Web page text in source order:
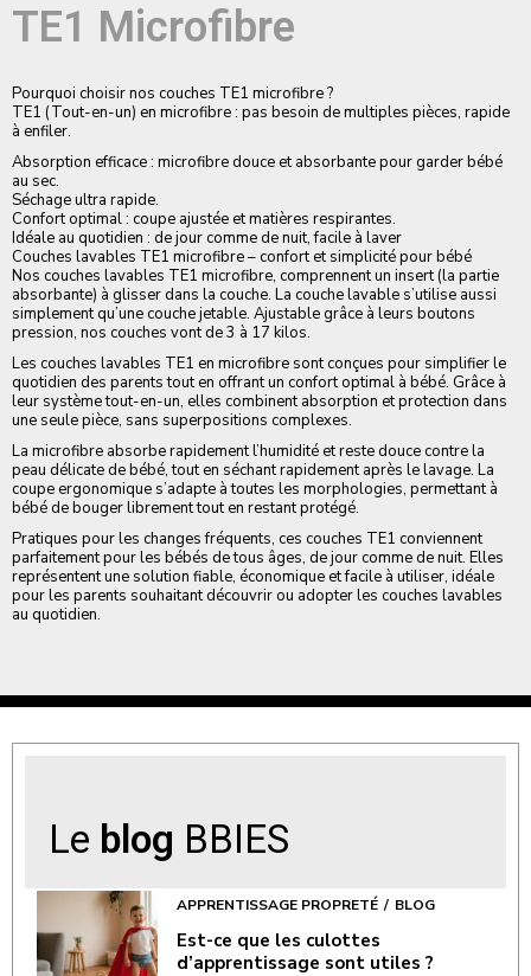
TE1 Microfibre
Pourquoi choisir nos couches TE1 microfibre ?
TE1 (Tout-en-un) en microfibre : pas besoin de multiples pièces, rapide
à enfiler.
Absorption efficace : microfibre douce et absorbante pour garder bébé
au sec.
Séchage ultra rapide.
Confort optimal : coupe ajustée et matières respirantes.
Idéale au quotidien : de jour comme de nuit, facile à laver
Couches lavables TE1 microfibre – confort et simplicité pour bébé
Nos couches lavables TE1 microfibre, comprennent un insert (la partie
absorbante) à glisser dans la couche. La couche lavable s’utilise aussi
simplement qu’une couche jetable. Ajustable grâce à leurs boutons
pression, nos couches vont de 3 à 17 kilos.
Les couches lavables TE1 en microfibre sont conçues pour simplifier le
quotidien des parents tout en offrant un confort optimal à bébé. Grâce à
leur système tout-en-un, elles combinent absorption et protection dans
une seule pièce, sans superpositions complexes.
La microfibre absorbe rapidement l’humidité et reste douce contre la
peau délicate de bébé, tout en séchant rapidement après le lavage. La
coupe ergonomique s’adapte à toutes les morphologies, permettant à
bébé de bouger librement tout en restant protégé.
Pratiques pour les changes fréquents, ces couches TE1 conviennent
parfaitement pour les bébés de tous âges, de jour comme de nuit. Elles
représentent une solution fiable, économique et facile à utiliser, idéale
pour les parents souhaitant découvrir ou adopter les couches lavables
au quotidien.
Le blog BBIES
APPRENTISSAGE PROPRETÉ BLOG
Est-ce que les culottes
d’apprentissage sont utiles ?